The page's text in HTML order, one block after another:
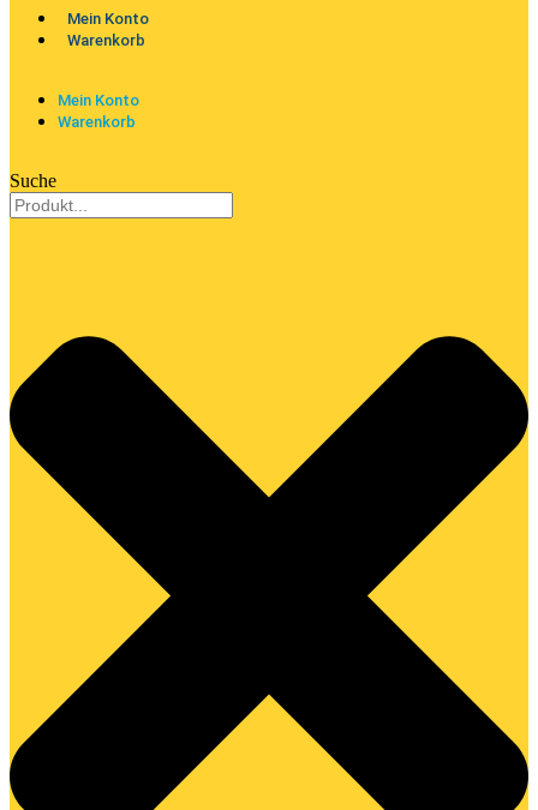
Mein Konto
Warenkorb
Mein Konto
Warenkorb
Suche